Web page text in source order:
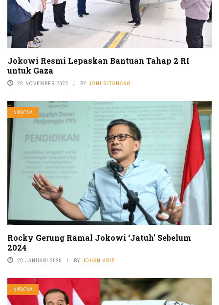
Jokowi Resmi Lepaskan Bantuan Tahap 2 RI
untuk Gaza
28 NOVEMBER 2023 BY JONI SITOHANG
NASIONAL
Rocky Gerung Ramal Jokowi ‘Jatuh’ Sebelum
2024
20 JANUARI 2020 BY JOHAN ARIF
NASIONAL